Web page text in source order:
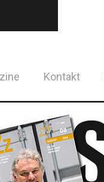
Kontakt